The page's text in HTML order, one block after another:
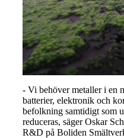
- Vi behöver metaller i en
batterier, elektronik och
befolkning samtidigt som
reduceras, säger Oskar
R&D på Boliden